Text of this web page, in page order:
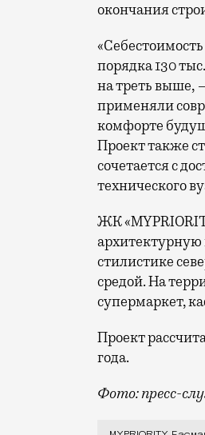
окончания
порядка 130
на треть выше,
применяли
комфорте
Проект также
сочетается с
технического
ЖК
архитектурную
стилистике
средой. На
супермаркет,
Проект
года.
Фото: пресс-
В Басманном